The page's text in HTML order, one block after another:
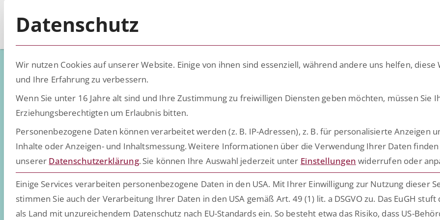
RÖDL und ESCRIBA AG
strategische Partnerschaft
Datenschutz
Wir nutzen Cookies auf unserer Website. Einige von ihnen sind essenziell, während andere uns helfen, diese
und Ihre Erfahrung zu verbessern.
Wenn Sie unter 16 Jahre alt sind und Ihre Zustimmung zu freiwilligen Diensten geben möchten, müssen Sie
Erziehungsberechtigten um Erlaubnis bitten.
Personenbezogene Daten können verarbeitet werden (z. B. IP-Adressen), z. B. für personalisierte Anzeigen
Inhalte oder Anzeigen- und Inhaltsmessung.Weitere Informationen über die Verwendung Ihrer Daten finden
unserer Datenschutzerklärung. Sie können Ihre Auswahl jederzeit unter Einstellungen widerrufen oder
Einige Services verarbeiten personenbezogene Daten in den USA. Mit Ihrer Einwilligung zur Nutzung dieser
stimmen Sie auch der Verarbeitung Ihrer Daten in den USA gemäß Art. 49 (1) lit. a DSGVO zu. Das EuGH stuft
als Land mit unzureichendem Datenschutz nach EU-Standards ein. So besteht etwa das Risiko, dass US-